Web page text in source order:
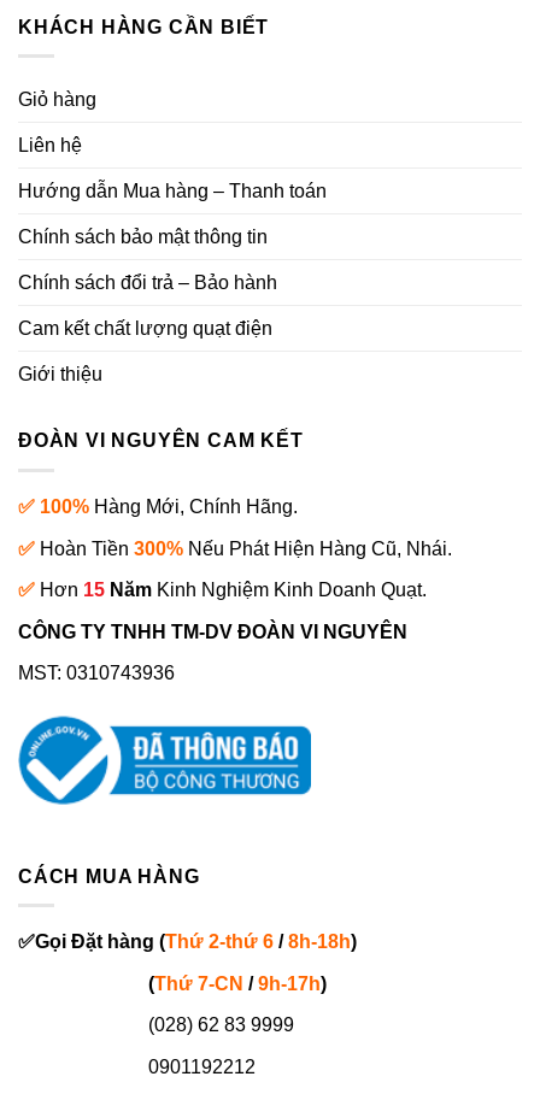
KHÁCH HÀNG CẦN BIẾT
Giỏ hàng
Liên hệ
Hướng dẫn Mua hàng – Thanh toán
Chính sách bảo mật thông tin
Chính sách đổi trả – Bảo hành
Cam kết chất lượng quạt điện
Giới thiệu
ĐOÀN VI NGUYÊN CAM KẾT
✅ 100% Hàng Mới, Chính Hãng.
✅ Hoàn Tiền 300% Nếu Phát Hiện Hàng Cũ, Nhái.
✅ Hơn 15 Năm Kinh Nghiệm Kinh Doanh Quạt.
CÔNG TY TNHH TM-DV ĐOÀN VI NGUYÊN
MST: 0310743936
CÁCH MUA HÀNG
✅Gọi Đặt hàng (Thứ 2-thứ 6 /8h-18h)
(Thứ 7-CN /9h-17h)
(028) 62 83 9999
0901192212